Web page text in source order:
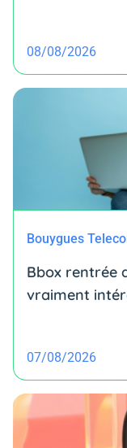
08/08/2026
Bouygues
Bbox rentrée
vraiment
07/08/2026